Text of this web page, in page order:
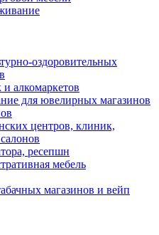
оздоровительных
алкомаркетов
для ювелирных магазинов
центров, клиник,
ресепшн
мебель
магазинов и вейп